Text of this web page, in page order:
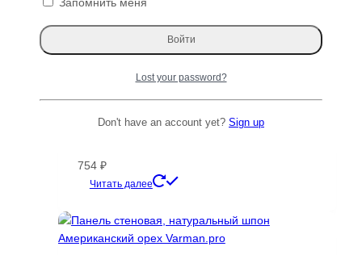
Декоративная рейка пристенная 40✕20
754 ₽
Читать далее
имеет
несколько
Lost your password?
Don't have an account yet? Sign up